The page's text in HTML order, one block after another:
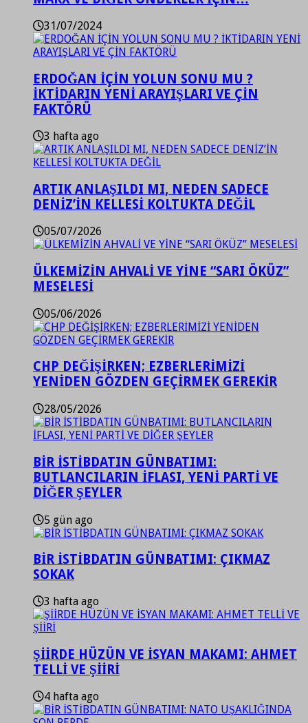
31/07/2024
ERDOĞAN İÇİN YOLUN SONU MU ?
İKTİDARIN YENİ ARAYIŞLARI VE ÇİN
FAKTÖRÜ
3 hafta ago
ARTIK ANLAŞILDI MI, NEDEN SADECE
DENİZ’İN KELLESİ KOLTUKTA DEĞİL
05/07/2026
ÜLKEMİZİN AHVALİ VE YİNE “SARI ÖKÜZ”
MESELESİ
05/06/2026
CHP DEĞİŞİRKEN; EZBERLERİMİZİ
YENİDEN GÖZDEN GEÇİRMEK GEREKİR
28/05/2026
BİR İSTİBDATIN GÜNBATIMI:
BUTLANCILARIN İFLASI, YENİ PARTİ VE
DİĞER ŞEYLER
5 gün ago
BİR İSTİBDATIN GÜNBATIMI: ÇIKMAZ
SOKAK
3 hafta ago
ŞİİRDE HÜZÜN VE İSYAN MAKAMI: AHMET
TELLİ VE ŞİİRİ
4 hafta ago